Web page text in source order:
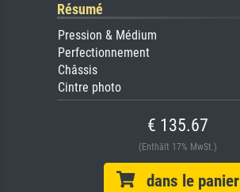
Résumé
Pression & Médium
Perfectionnement
Châssis
Cintre photo
€ 135.67
(Enthält 17% MwSt.)
dans le panier